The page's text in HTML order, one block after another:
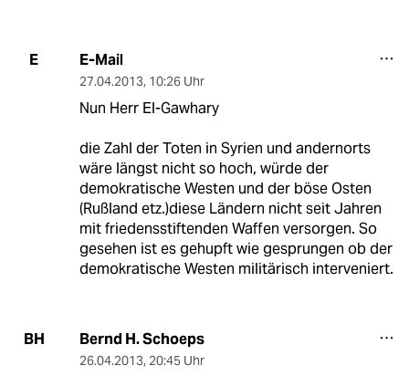
E E-Mail
27.04.2013, 10:26 Uhr
Nun Herr El-Gawhary
die Zahl der Toten in Syrien und andernorts
wäre längst nicht so hoch, würde der
demokratische Westen und der böse Osten
(Rußland etz.)diese Ländern nicht seit Jahren
mit friedensstiftenden Waffen versorgen. So
gesehen ist es gehupft wie gesprungen ob der
demokratische Westen militärisch interveniert.
BH Bernd H. Schoeps
26.04.2013, 20:45 Uhr